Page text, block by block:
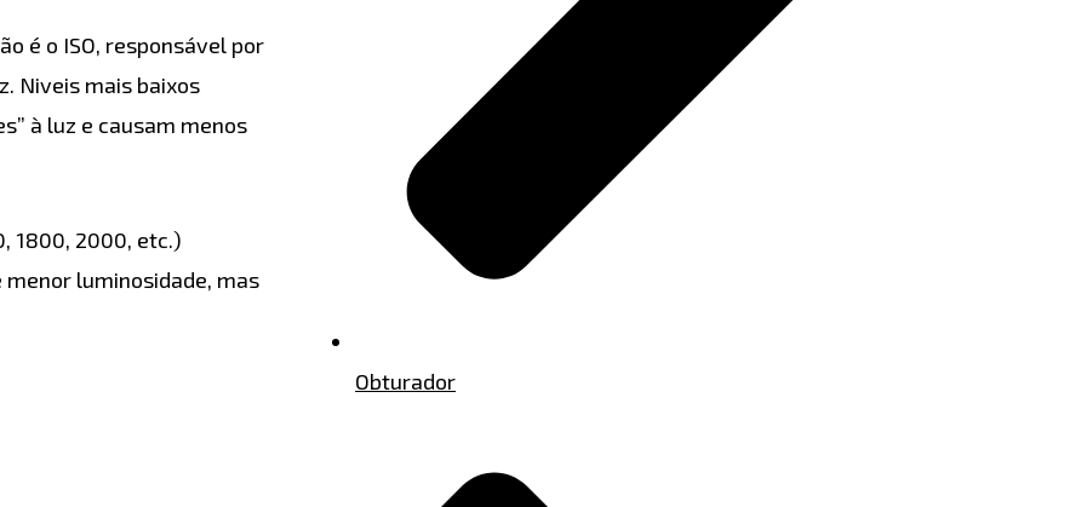
é o ISO, responsável por
Niveis mais baixos
à luz e causam menos
1800, 2000, etc.)
luminosidade, mas
Obturador